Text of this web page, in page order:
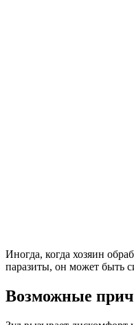
Иногда, когда хозяин
паразиты, он может быть
Возможные